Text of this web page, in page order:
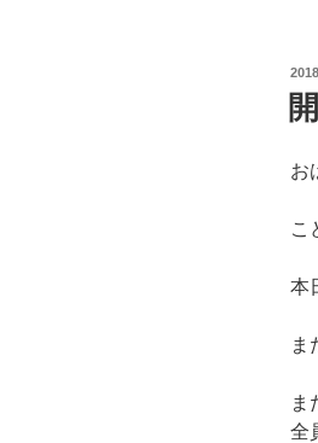
投
稿
日:
お
こ
本
ま
ま
全